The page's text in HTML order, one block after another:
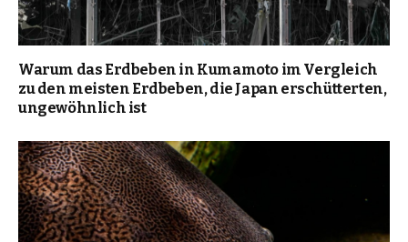
Warum das Erdbeben in Kumamoto im Vergleich
zu den meisten Erdbeben, die Japan erschütterten,
ungewöhnlich ist